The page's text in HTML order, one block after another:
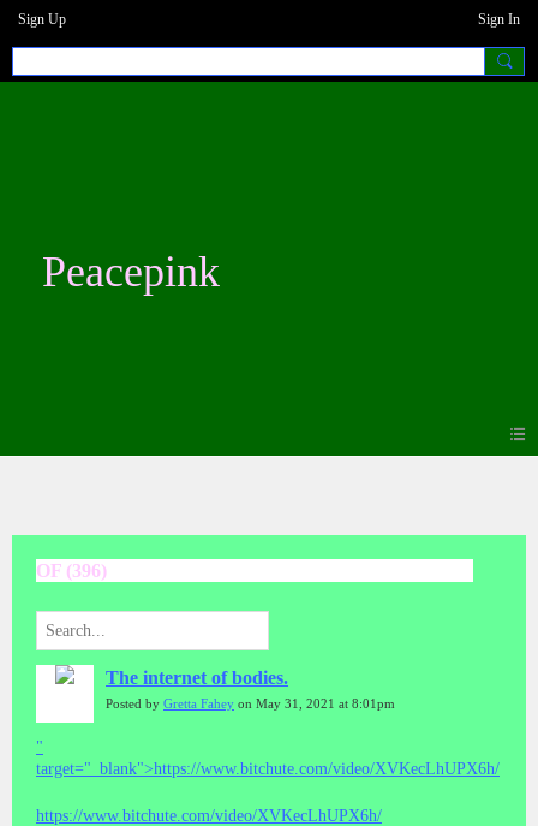
Sign Up Sign In
Peacepink
OF (396)
The internet of bodies.
Posted by Gretta Fahey on May 31, 2021 at 8:01pm
"
target="_blank">https://www.bitchute.com/video/XVKecLhUPX6h/
https://www.bitchute.com/video/XVKecLhUPX6h/